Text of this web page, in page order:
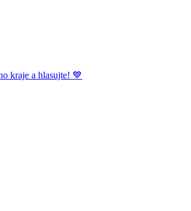
kraje a hlasujte! 💙